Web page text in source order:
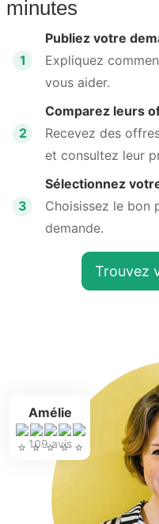
minutes
1
Publiez votre
Expliquez
vous aider.
2
Comparez leurs
Recevez des
et consultez leur
3
Sélectionnez
Choisissez le bon
demande.
Trouvez
Amélie
109 avis